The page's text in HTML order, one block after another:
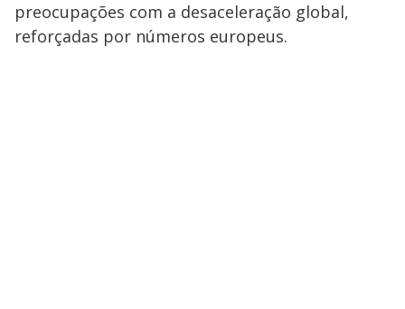
preocupações com a desaceleração global,
reforçadas por números europeus.